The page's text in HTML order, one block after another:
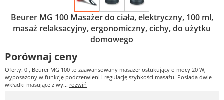
Beurer MG 100 Masażer do ciała, elektryczny, 100 ml,
masaż relaksacyjny, ergonomiczny, cichy, do użytku
domowego
Porównaj ceny
Oferty: 0 , Beurer MG 100 to zaawansowany masażer ostukujący o mocy 20 W,
wyposażony w funkcję podczerwieni i regulację szybkości masażu. Posiada dwie
wkładki masujące z wy... rozwiń